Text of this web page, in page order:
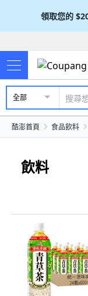
領取您的
全部
酷澎首頁 食品飲料
飲料